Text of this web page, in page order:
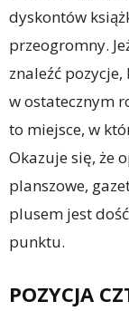
dyskontów
przeogromny.
znaleźć
w ostatecznym
to miejsce, w
Okazuje się, że
planszowe,
plusem jest
punktu.
POZYCJA